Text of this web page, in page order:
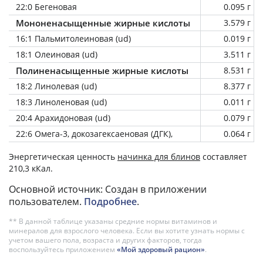
22:0 Бегеновая
0.095 г
Мононенасыщенные жирные кислоты
3.579 г
16:1 Пальмитолеиновая (ud)
0.019 г
18:1 Олеиновая (ud)
3.511 г
Полиненасыщенные жирные кислоты
8.531 г
18:2 Линолевая (ud)
8.377 г
18:3 Линоленовая (ud)
0.011 г
20:4 Арахидоновая (ud)
0.079 г
22:6 Омега-3, докозагексаеновая (ДГК),
0.064 г
Энергетическая ценность начинка для блинов составляет
210,3 кКал.
Основной источник: Создан в приложении
пользователем. Подробнее.
** В данной таблице указаны средние нормы витаминов и
минералов для взрослого человека. Если вы хотите узнать нормы с
учетом вашего пола, возраста и других факторов, тогда
воспользуйтесь приложением «Мой здоровый рацион».